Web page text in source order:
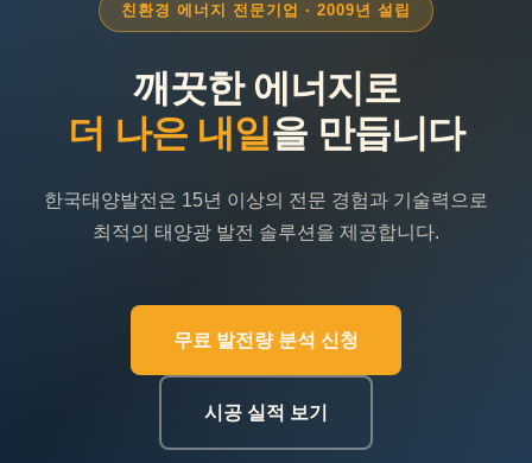
친환경 에너지 전문기업 · 2009년 설립
깨끗한 에너지로
더 나은 내일 을 만듭니다
한국태양발전은 15년 이상의 전문 경험과 기술력으로
최적의 태양광 발전 솔루션을 제공합니다.
무료 발전량 분석 신청
시공 실적 보기